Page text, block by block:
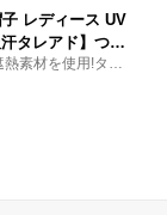
子 レディース UV
タレアド】つば
み 完全遮光 ウ
ひも付 サイズ調
熱素材を使用!タレ
】かぶるだけで
ット! 通気性抜群